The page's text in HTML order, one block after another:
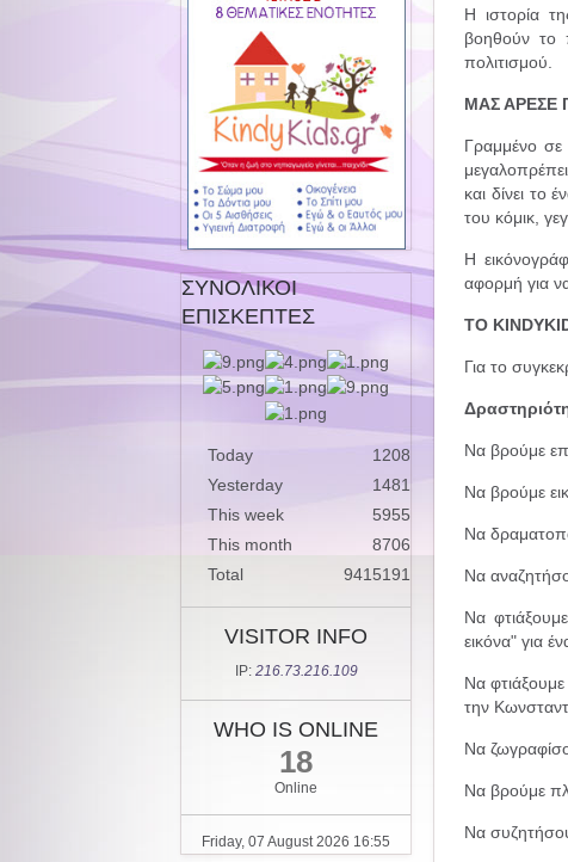
Η ιστορία
βοηθούν το
πολιτισμού.
ΜΑΣ ΑΡΕΣΕ
Γραμμένο σε
και δίνει το
του κόμικ,
Η
αφορμή για
ΤΟ
Για το
Να βρούμε
Να βρούμε
Να
Να
Να
εικόνα" για
Να
την
Να
Να βρούμε
Να
ΣΥΝΟΛΙΚΟΙ
ΕΠΙΣΚΕΠΤΕΣ
Today
1208
Yesterday
1481
This week
5955
This month
8706
Total
9415191
VISITOR INFO
IP: 216.73.216.109
WHO IS ONLINE
18
Online
Friday, 07 August 2026 16:55